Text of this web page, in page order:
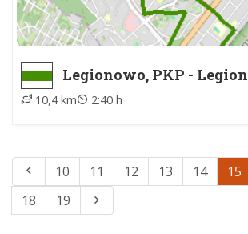
Legionowo, PKP -
10,4 km 2:40 h
10 11 12 13 14 15
18
19